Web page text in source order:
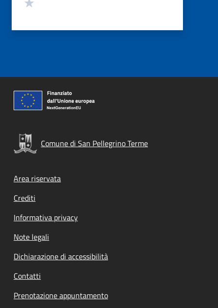
Comune di San Pellegrino Terme
Footer menu
Area riservata
Crediti
Informativa privacy
Note legali
Dichiarazione di accessibilità
Contatti
Prenotazione appuntamento